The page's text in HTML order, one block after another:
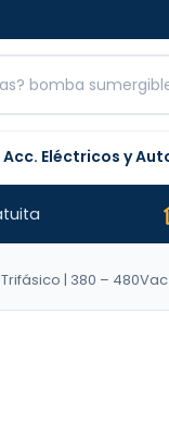
Acc. Eléctricos y
| 380 –